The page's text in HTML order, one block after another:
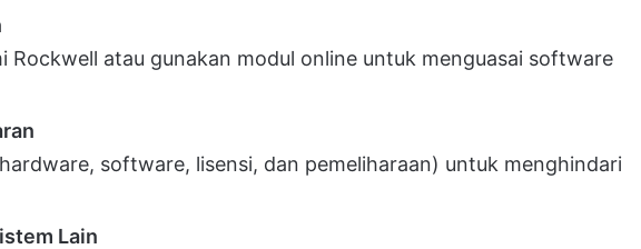
Rockwell atau gunakan modul online untuk menguasai software
software, lisensi, dan pemeliharaan) untuk menghindari
Lain